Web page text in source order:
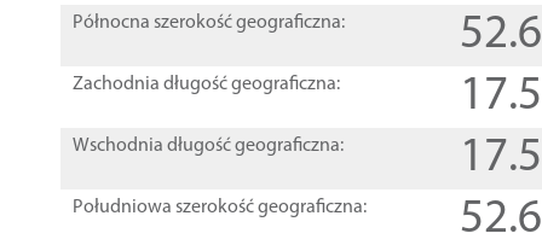
Północna szerokość geograficzna:
Zachodnia długość geograficzna:
Wschodnia długość geograficzna:
Południowa szerokość geograficzna: